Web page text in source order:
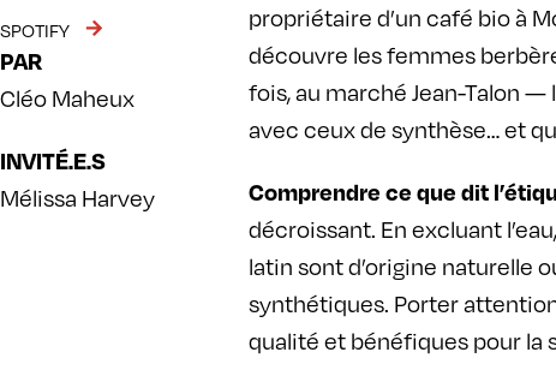
SPOTIFY
PAR
Cléo Maheux
INVITÉ.E.S
Mélissa Harvey
propriétaire d’un café bio à
découvre les femmes
fois, au marché Jean-Talon
avec ceux de synthèse… et
Comprendre ce que dit
décroissant. En excluant
latin sont d’origine naturelle
synthétiques. Porter
qualité et bénéfiques pour la